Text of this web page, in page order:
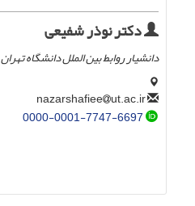
دکتر نوذر شفیعی
دانشیار روابط بین الملل دانشگاه تهران
ut.ac.ir
0000-0001-7747-6697